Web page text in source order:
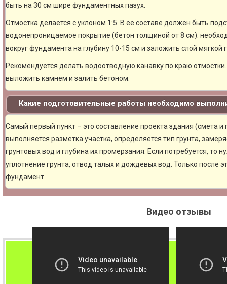
быть на 30 см шире фундаментных пазух.
Отмостка делается с уклоном 1:5. В ее составе должен быть
водонепроницаемое покрытие (бетон толщиной от 8 см).
вокруг фундамента на глубину 10-15 см и заложить слой мягкой
Рекомендуется делать водоотводную канавку по краю
выложить камнем и залить бетоном.
Какие подготовительные работы необходимо
Самый первый пункт – это составление проекта здания (смета
выполняется разметка участка, определяется тип грунта,
грунтовых вод и глубина их промерзания. Если потребуется, то
уплотнение грунта, отвод талых и дождевых вод. Только после
фундамент.
Видео отзывы